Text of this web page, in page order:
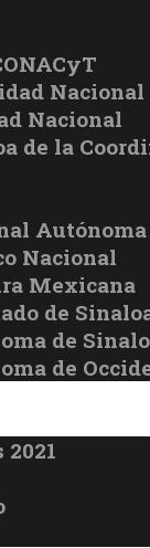
Nacional
Nacional
de la
Nacional
Mexicana
de
de
de